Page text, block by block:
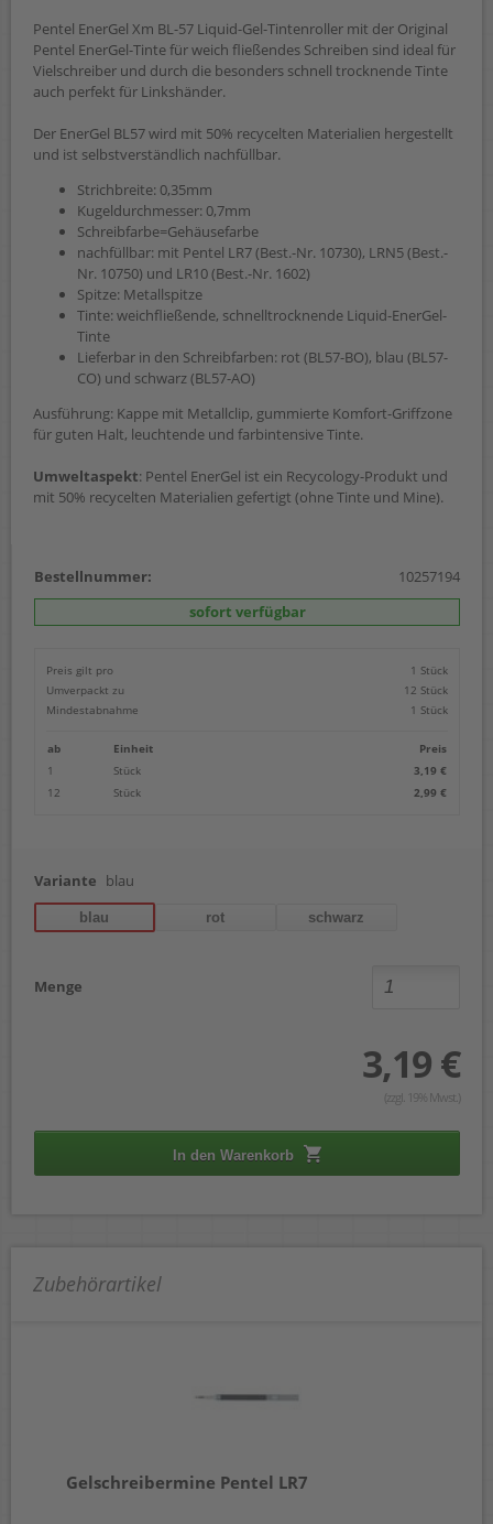
Pentel EnerGel Xm BL-57 Liquid-Gel-Tintenroller mit der Original
Pentel EnerGel-Tinte für weich fließendes Schreiben sind ideal für
Vielschreiber und durch die besonders schnell trocknende Tinte
auch perfekt für Linkshänder.
Der EnerGel BL57 wird mit 50% recycelten Materialien hergestellt
und ist selbstverständlich nachfüllbar.
Strichbreite: 0,35mm
Kugeldurchmesser: 0,7mm
Schreibfarbe=Gehäusefarbe
nachfüllbar: mit Pentel LR7 (Best.-Nr. 10730), LRN5 (Best.-
Nr. 10750) und LR10 (Best.-Nr. 1602)
Spitze: Metallspitze
Tinte: weichfließende, schnelltrocknende Liquid-EnerGel-
Tinte
Lieferbar in den Schreibfarben: rot (BL57-BO), blau (BL57-
CO) und schwarz (BL57-AO)
Ausführung: Kappe mit Metallclip, gummierte Komfort-Griffzone
für guten Halt, leuchtende und farbintensive Tinte.
Umweltaspekt: Pentel EnerGel ist ein Recycology-Produkt und
mit 50% recycelten Materialien gefertigt (ohne Tinte und Mine).
Bestellnummer:
10257194
sofort verfügbar
Preis gilt pro
1 Stück
Umverpackt zu
12 Stück
Mindestabnahme
1 Stück
ab Einheit
Preis
1
Stück
3,19 €
12
Stück 2,99 €
Variante blau
blau rot schwarz
Menge
3,19 €
(zzgl. 19% Mwst.)
In den Warenkorb
Zubehörartikel
Gelschreibermine Pentel LR7